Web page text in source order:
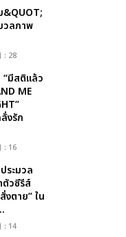
วลภาพ
: 28
“มีสติแล้ว
ME
งรัก
: 16
ระมวล
ตัวซีรีส์
งตาย” ใน
: 14